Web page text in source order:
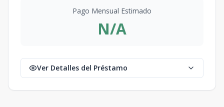
Pago Mensual Estimado
N/A
Ver Detalles del Préstamo